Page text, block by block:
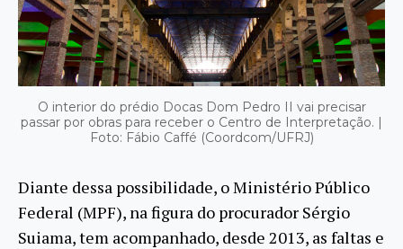
O interior do prédio Docas Dom Pedro II vai precisar
passar por obras para receber o Centro de Interpretação. |
Foto: Fábio Caffé (Coordcom/UFRJ)
Diante dessa possibilidade, o Ministério Público
Federal (MPF), na figura do procurador Sérgio
Suiama, tem acompanhado, desde 2013, as faltas e